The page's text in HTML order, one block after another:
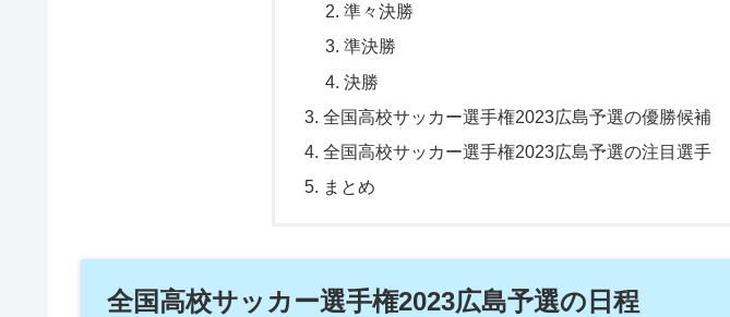
準々決勝
準決勝
決勝
全国高校サッカー選手権2023広島予選の優勝候補
全国高校サッカー選手権2023広島予選の注目選手
まとめ
全国高校サッカー選手権2023広島予選の日程